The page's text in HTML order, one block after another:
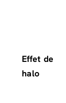
Effet de
halo